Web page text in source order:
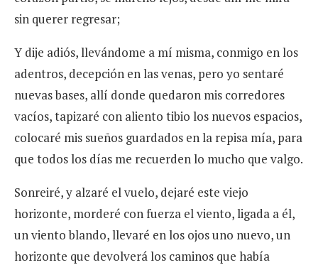
sin querer regresar;
Y dije adiós, llevándome a mí misma, conmigo en los
adentros, decepción en las venas, pero yo sentaré
nuevas bases, allí donde quedaron mis corredores
vacíos, tapizaré con aliento tibio los nuevos espacios,
colocaré mis sueños guardados en la repisa mía, para
que todos los días me recuerden lo mucho que valgo.
Sonreiré, y alzaré el vuelo, dejaré este viejo
horizonte, morderé con fuerza el viento, ligada a él,
un viento blando, llevaré en los ojos uno nuevo, un
horizonte que devolverá los caminos que había